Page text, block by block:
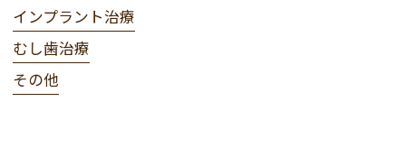
インプラント治療
むし歯治療
その他